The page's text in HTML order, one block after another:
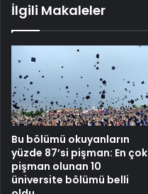
İlgili Makaleler
Bu bölümü okuyanların
yüzde 87’si pişman: En çok
pişman olunan 10
üniversite bölümü belli